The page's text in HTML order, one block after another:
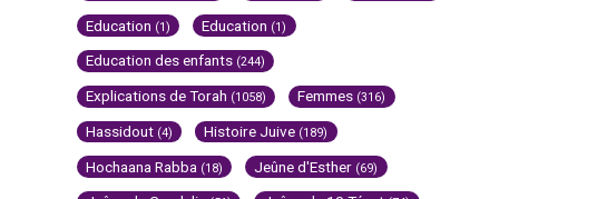
Education (1) Education (1)
Education des enfants (244)
Explications de Torah (1058) Femmes (316)
Hassidout (4) Histoire Juive (189)
Hochaana Rabba (18) Jeûne d'Esther (69)